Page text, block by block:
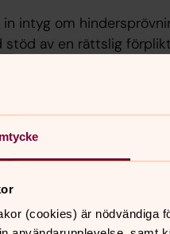
(cookies) är nödvändiga
intyg om
av en rättslig
Underrättelse om
med stöd av rättsliga
oss kan ni inte vigas
inkommer till eller
ut i enlighet med